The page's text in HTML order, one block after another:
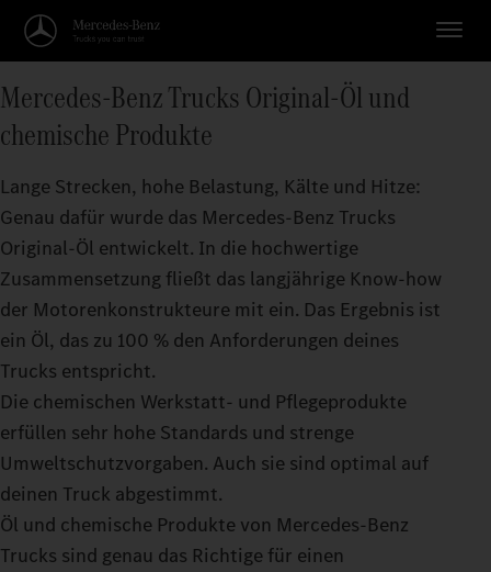
Mercedes‑Benz Trucks Original‑Öl und
chemische Produkte
Lange Strecken, hohe Belastung, Kälte und Hitze:
Genau dafür wurde das Mercedes‑Benz Trucks
Original‑Öl entwickelt. In die hochwertige
Zusammensetzung fließt das langjährige Know‑how
der Motorenkonstrukteure mit ein. Das Ergebnis ist
ein Öl, das zu 100 % den Anforderungen deines
Trucks entspricht.
Die chemischen Werkstatt- und Pflegeprodukte
erfüllen sehr hohe Standards und strenge
Umweltschutzvorgaben. Auch sie sind optimal auf
deinen Truck abgestimmt.
Öl und chemische Produkte von Mercedes‑Benz
Trucks sind genau das Richtige für einen